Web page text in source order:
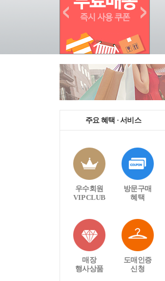
주요 혜택 · 서비스
우수회원
VIP CLUB
방문구매
혜택
매장
행사상품
도매인증
신청